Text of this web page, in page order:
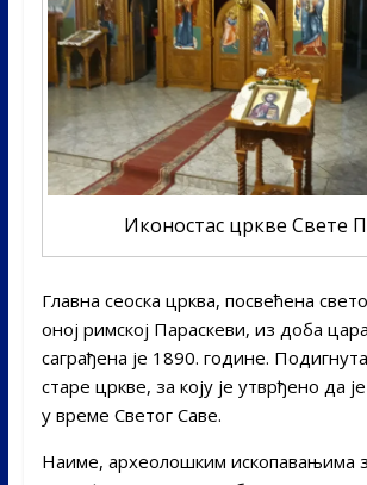
Иконостас цркве Свете
Главна сеоска црква, посвећена
оној римској Параскеви, из доба
саграђена је 1890. године.
старе цркве, за коју је утврђено да
у време Светог Саве.
Наиме, археолошким ископавањима